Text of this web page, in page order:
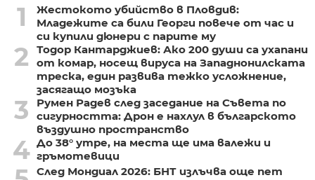
1
Жестокото убийство в Пловдив:
Младежите са били Георги повече от час и
си купили дюнери с парите му
2
Тодор Кантарджиев: Ако 200 души са ухапани
от комар, носещ вируса на Западнонилската
треска, един развива тежко усложнение,
засягащо мозъка
3
Румен Радев след заседание на Съвета по
сигурността: Дрон е нахлул в българското
въздушно пространство
4 До 38° утре, на места ще има валежи и
гръмотевици
След Мондиал 2026: БНТ излъчва още пет